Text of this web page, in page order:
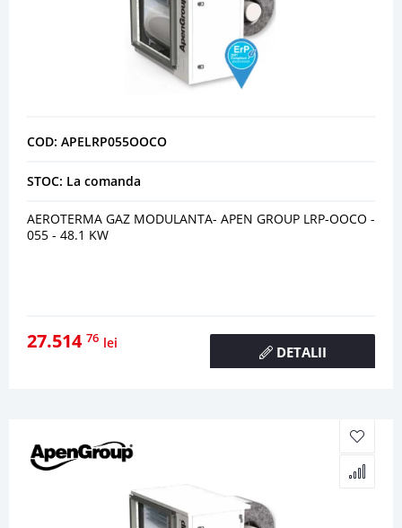
COD: APELRP055OOCO
STOC: La comanda
AEROTERMA GAZ MODULANTA- APEN GROUP LRP-OOCO -
055 - 48.1 KW
27.514 76 lei
DETALII